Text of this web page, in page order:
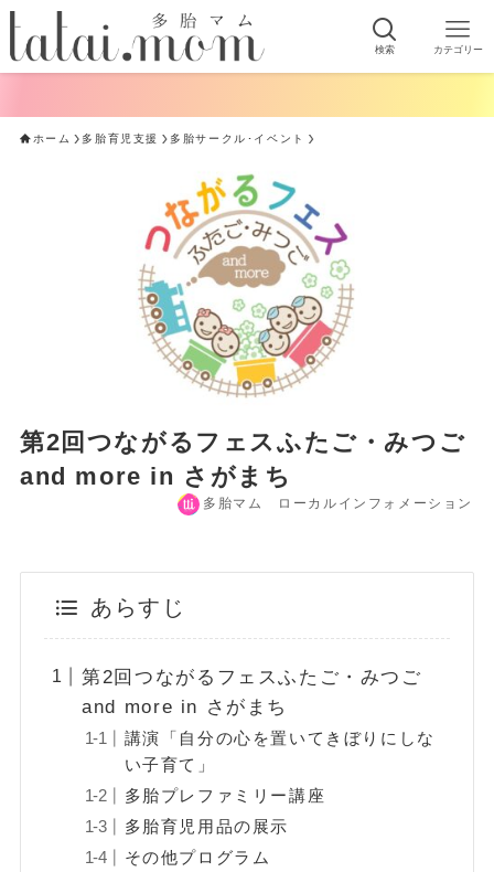
検索 カテゴリー
ホーム 多胎育児支援 多胎サークル･イベント
第2回つながるフェスふたご・みつご
and more in さがまち
多胎マム ローカルインフォメーション
あらすじ
第2回つながるフェスふたご・みつご
and more in さがまち
講演「自分の心を置いてきぼりにしな
い子育て」
多胎プレファミリー講座
多胎育児用品の展示
その他プログラム